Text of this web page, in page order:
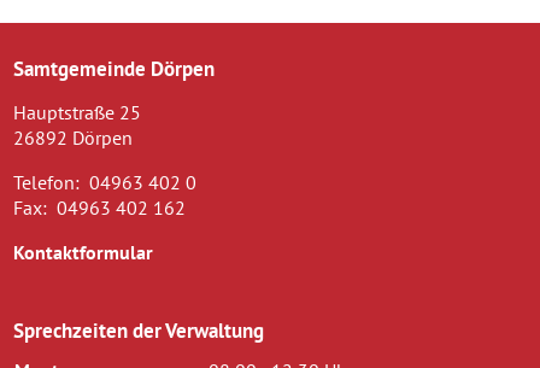
Samtgemeinde Dörpen
Hauptstraße 25
26892 Dörpen
Telefon: 04963 402 0
Fax: 04963 402 162
Kontaktformular
Sprechzeiten der Verwaltung